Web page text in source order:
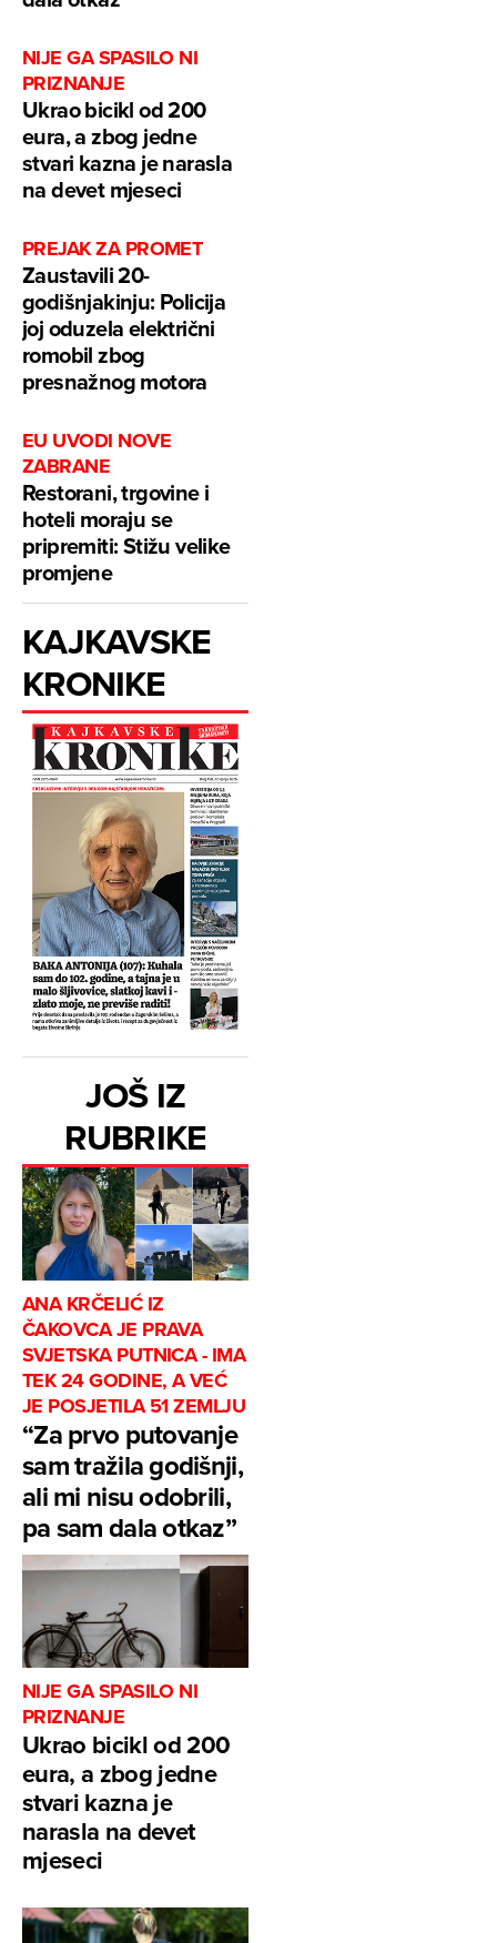
NIJE GA SPASILO NI
PRIZNANJE
Ukrao bicikl od 200
eura, a zbog jedne
stvari kazna je narasla
na devet mjeseci
PREJAK ZA PROMET
Zaustavili 20-
godišnjakinju: Policija
joj oduzela električni
romobil zbog
presnažnog motora
EU UVODI NOVE
ZABRANE
Restorani, trgovine i
hoteli moraju se
pripremiti: Stižu velike
promjene
KAJKAVSKE
KRONIKE
JOŠ IZ
RUBRIKE
ANA KRČELIĆ IZ
ČAKOVCA JE PRAVA
SVJETSKA PUTNICA - IMA
TEK 24 GODINE, A VEĆ
JE POSJETILA 51 ZEMLJU
“Za prvo putovanje
sam tražila godišnji,
ali mi nisu odobrili,
pa sam dala otkaz”
NIJE GA SPASILO NI
PRIZNANJE
Ukrao bicikl od 200
eura, a zbog jedne
stvari kazna je
narasla na devet
mjeseci